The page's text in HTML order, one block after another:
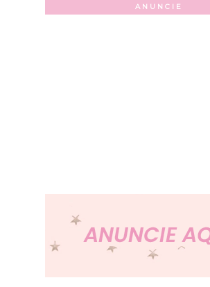
ANUNCIE